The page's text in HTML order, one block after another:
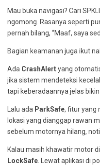
Mau buka navigasi? Cari
ngomong. Rasanya seperti
pernah bilang, “Maaf, saya
Bagian keamanan juga ikut
Ada CrashAlertyang
jika sistem mendeteksi
tapi keberadaannya jelas
Lalu ada ParkSafe, fitur yang
lokasi yang dianggap rawan
sebelum motornya hilang,
Kalau masih khawatir motor
LockSafe . Lewat aplikasi di